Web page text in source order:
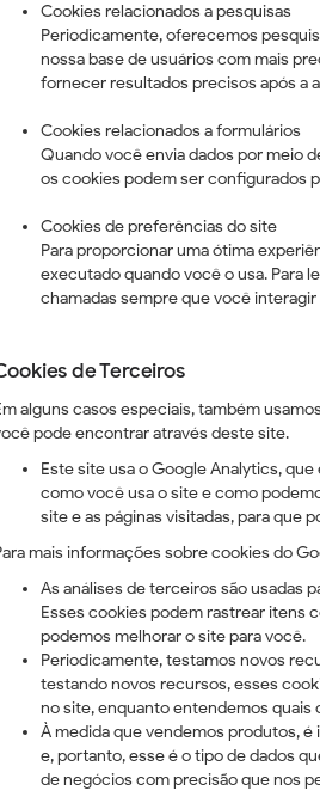
Cookies relacionados a pesquisas
Periodicamente, oferecemos
nossa base de usuários com mais
fornecer resultados precisos após a
Cookies relacionados a formulários
Quando você envia dados por meio
os cookies podem ser configurados
Cookies de preferências do site
Para proporcionar uma ótima
executado quando você o usa. Para
chamadas sempre que você
de Terceiros
alguns casos especiais, também
pode encontrar através deste site.
Este site usa o Google Analytics,
como você usa o site e como
site e as páginas visitadas, para que
mais informações sobre cookies do
As análises de terceiros são usadas
Esses cookies podem rastrear itens
podemos melhorar o site para você.
Periodicamente, testamos novos
testando novos recursos, esses
no site, enquanto entendemos quais
À medida que vendemos produtos,
e, portanto, esse é o tipo de dados
de negócios com precisão que nos